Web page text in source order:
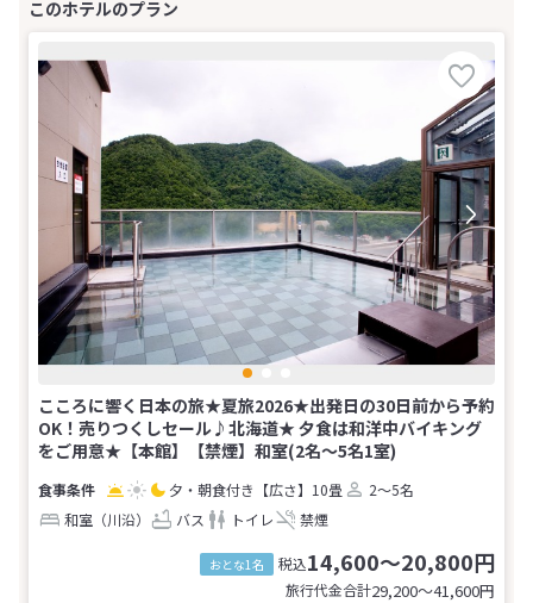
こころに響く日本の旅★夏旅2026★出発日の30日前から予約
OK！売りつくしセール♪北海道★ 夕食は和洋中バイキング
をご用意★【本館】【禁煙】和室(2名～5名1室)
夕・朝食付き 【広さ】10畳
2～5名
和室（川沿）
バス トイレ 禁煙
おとな1名 税込14,600～20,800円
旅行代金合計29,200〜41,600円